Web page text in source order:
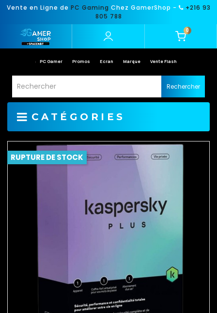
Vente en Ligne de PC Gaming Chez GamerShop -
+216 93
805 788
0
PC Gamer Promos Ecran Marque Vente Flash
Rechercher
CATÉGORIES
RUPTURE DE STOCK